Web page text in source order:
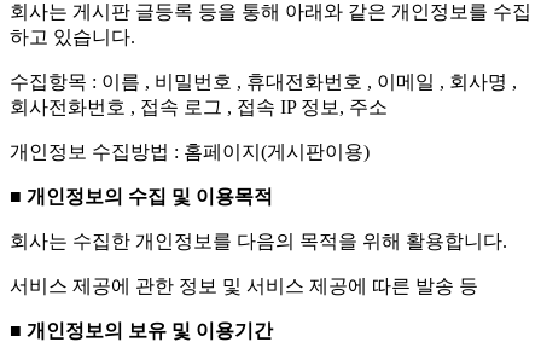
회사는 게시판 글등록 등을 통해 아래와 같은 개인정보를 수집
하고 있습니다.
수집항목 : 이름 , 비밀번호 , 휴대전화번호 , 이메일 , 회사명 ,
회사전화번호 , 접속 로그 , 접속 IP 정보, 주소
개인정보 수집방법 : 홈페이지(게시판이용)
■ 개인정보의 수집 및 이용목적
회사는 수집한 개인정보를 다음의 목적을 위해 활용합니다.
서비스 제공에 관한 정보 및 서비스 제공에 따른 발송 등
■ 개인정보의 보유 및 이용기간